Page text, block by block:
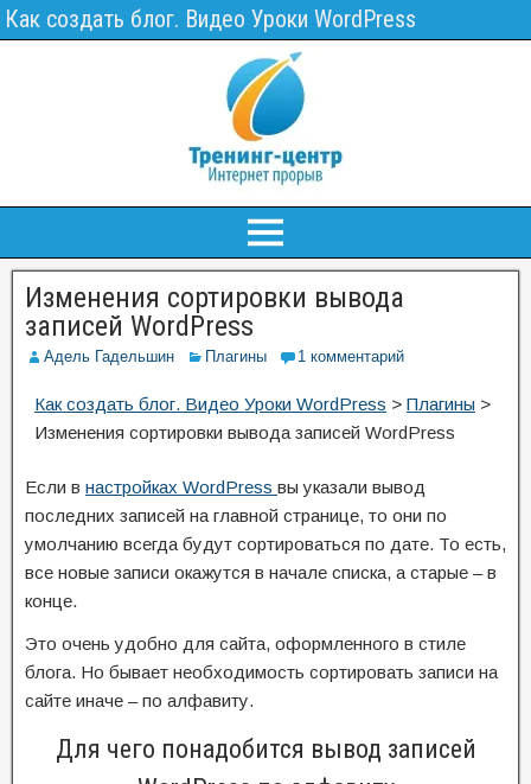
Как создать блог. Видео Уроки WordPress
Изменения сортировки вывода
записей WordPress
Адель Гадельшин Плагины 1 комментарий
Как создать блог. Видео Уроки WordPress > Плагины >
Изменения сортировки вывода записей WordPress
Если в настройках WordPress вы указали вывод
последних записей на главной странице, то они по
умолчанию всегда будут сортироваться по дате. То есть,
все новые записи окажутся в начале списка, а старые – в
конце.
Это очень удобно для сайта, оформленного в стиле
блога. Но бывает необходимость сортировать записи на
сайте иначе – по алфавиту.
Для чего понадобится вывод записей